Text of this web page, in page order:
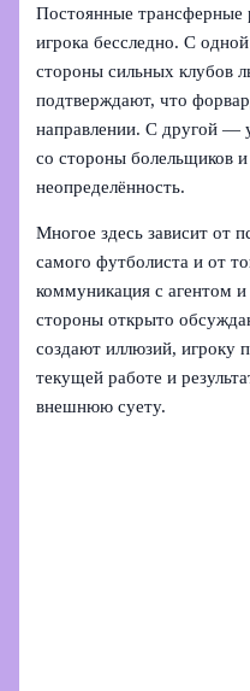
Постоянные трансферные
игрока бесследно. С
стороны сильных клубов
подтверждают, что
направлении. С другой —
со стороны болельщиков
неопределённость.
Многое здесь зависит от
самого футболиста и от
коммуникация с агентом
стороны открыто
создают иллюзий, игроку
текущей работе и
внешнюю суету.